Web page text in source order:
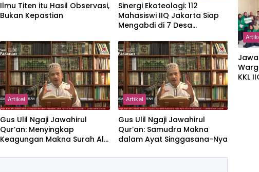
Ilmu Titen itu Hasil Observasi,
Bukan Kepastian
‎Sinergi Ekoteologi: 112
Mahasiswi IIQ Jakarta Siap
Mengabdi di 7 Desa
Artikel
Gus Ulil Ngaji Jawahirul
Qur’an: Menyingkap
Keagungan Makna Surah Al-
Artikel
Gus Ulil Ngaji Jawahirul
Qur’an: Samudra Makna
dalam Ayat Singgasana-Nya
KKL